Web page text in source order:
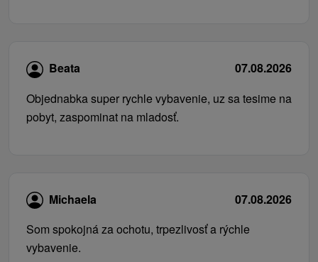
Beata
07.08.2026
Objednabka super rychle vybavenie, uz sa tesime na
pobyt, zaspominat na mladosť.
Michaela
07.08.2026
Som spokojná za ochotu, trpezlivosť a rýchle
vybavenie.